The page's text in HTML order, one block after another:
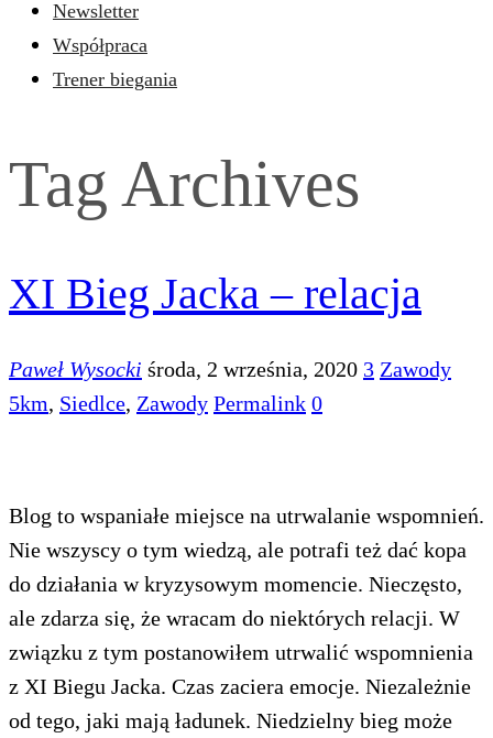
Newsletter
Współpraca
Trener biegania
Tag Archives
XI Bieg Jacka – relacja
Paweł Wysocki środa, 2 września, 2020 3 Zawody
5km, Siedlce, Zawody Permalink 0
Blog to wspaniałe miejsce na utrwalanie wspomnień.
Nie wszyscy o tym wiedzą, ale potrafi też dać kopa
do działania w kryzysowym momencie. Nieczęsto,
ale zdarza się, że wracam do niektórych relacji. W
związku z tym postanowiłem utrwalić wspomnienia
z XI Biegu Jacka. Czas zaciera emocje. Niezależnie
od tego, jaki mają ładunek. Niedzielny bieg może